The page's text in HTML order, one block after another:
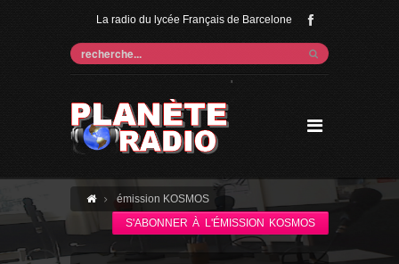
La radio du lycée Français de Barcelone
'
émission KOSMOS
S'ABONNER À L'ÉMISSION KOSMOS